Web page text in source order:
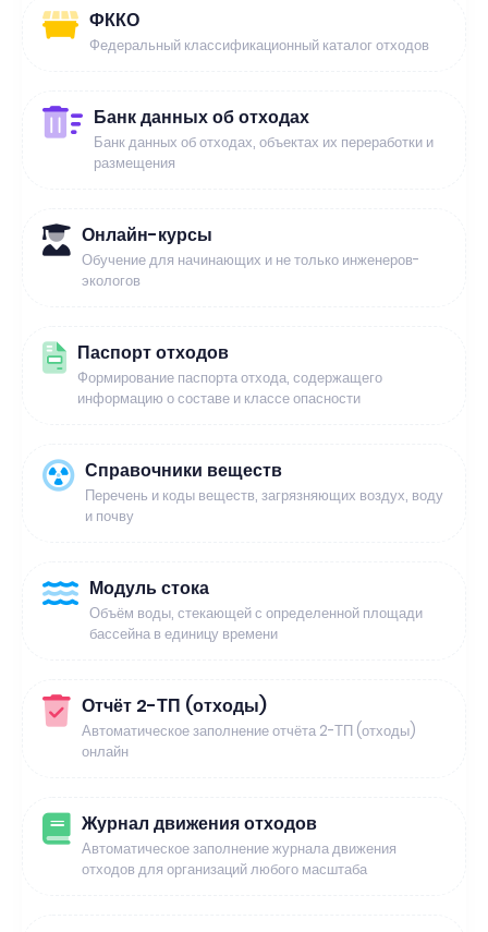
ФККО
Федеральный классификационный каталог отходов
Банк данных об отходах
Банк данных об отходах, объектах их переработки и
размещения
Онлайн-курсы
Обучение для начинающих и не только инженеров-
экологов
Паспорт отходов
Формирование паспорта отхода, содержащего
информацию о составе и классе опасности
Справочники веществ
Перечень и коды веществ, загрязняющих воздух, воду
и почву
Модуль стока
Объём воды, стекающей с определенной площади
бассейна в единицу времени
Отчёт 2-ТП (отходы)
Автоматическое заполнение отчёта 2-ТП (отходы)
онлайн
Журнал движения отходов
Автоматическое заполнение журнала движения
отходов для организаций любого масштаба